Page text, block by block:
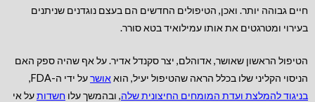
חיים גבוהה יותר. ואכן, הטיפולים החדשים הם בעצם נוגדנים שניתנים
בעירוי ומטרגטים את אותו עמילואיד בטא סורר.
הטיפול הראשון שאושר, אדוהלם, יצר סקנדל אדיר. על אף שהיה ספק האם
הניסוי הקליני שלו בכלל הראה שהטיפול יעיל, הוא אושרעל ידי ה-FDA,
בניגוד להמלצת ועדת המומחים החיצונית שלה, ובהמשך עלו חשדותעל אי